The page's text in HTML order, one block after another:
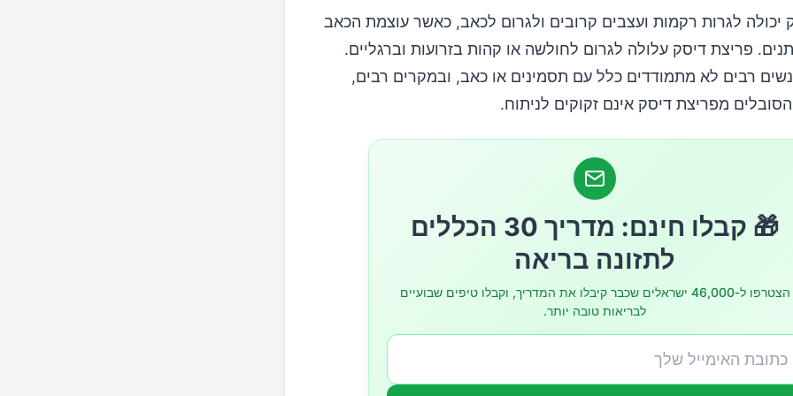
יכולה לגרות רקמות ועצבים קרובים ולגרום לכאב, כאשר עוצמת הכאב
פריצת דיסק עלולה לגרום לחולשה או קהות בזרועות וברגליים.
רבים לא מתמודדים כלל עם תסמינים או כאב, ובמקרים רבים,
מפריצת דיסק אינם זקוקים לניתוח.
🎁 קבלו חינם: מדריך 30 הכללים
לתזונה בריאה
הצטרפו ל-46,000 ישראלים שכבר קיבלו את המדריך, וקבלו טיפים שבועיים
לבריאות טובה יותר.